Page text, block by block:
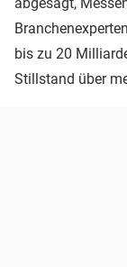
bis zu 20
Stillstand über